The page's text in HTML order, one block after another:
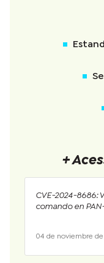
+
CVE-2024-8686:
comando en
04 de noviembre de